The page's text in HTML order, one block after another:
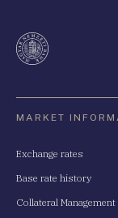
MARKET
Exchange rates
Base rate history
Collateral Management